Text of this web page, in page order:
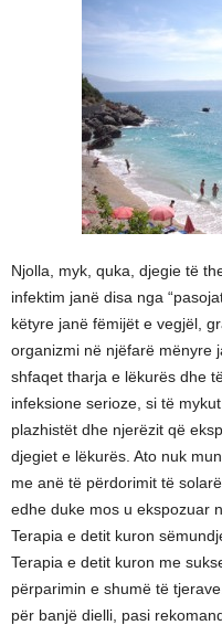
Njolla, myk, quka, djegie të
infektim janë disa nga
këtyre janë fëmijët e vegjël,
organizmi në njëfarë mënyre
shfaqet tharja e lëkurës dhe
infeksione serioze, si të
plazhistët dhe njerëzit që
djegiet e lëkurës. Ato nuk
me anë të përdorimit të
edhe duke mos u ekspozuar
Terapia e detit kuron
Terapia e detit kuron me
përparimin e shumë të
për banjë dielli, pasi